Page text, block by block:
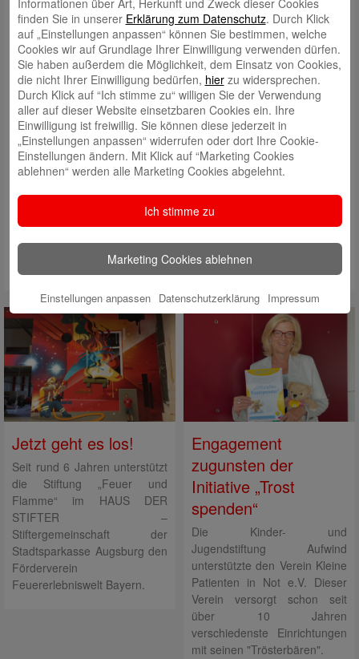
v. l.: Hans Stecker, Vorstandsmitglied des Fördervereins Wärmestube –
SKM Augsburg e. V., präsentiert Stiftungsberaterin Susanne Stippler
vom HAUS DER STIFTER stolz das neue Fahrzeug.
Jetzt geht es los!
Seit rund 6 Jahren unterstützt
die Stiftung „Feuer und
Flamme“ im HAUS DER
STIFTER –
Stiftergemeinschaft der
Stadtsparkasse Augsburg den
Förderverein
Feuererlebniswelt Bayern.
Engagement
zugunsten der
Initiative „Trost
spenden“
Die Kinder- und
Jugendstiftung Aufwind
unterstützte den Verein Kleine
Patienten in Not e.V. Dieser
Verein versorgt schon seit
über 10 Jahren
verschiedenste Einrichtungen
mit seinen "Trösterbären".
Informationen über Art, Herkunft und Zweck dieser Cookies
finden Sie in unserer Erklärung zum Datenschutz. Durch Klick
auf „Einstellungen anpassen“ können Sie bestimmen, welche
Cookies wir auf Grundlage Ihrer Einwilligung verwenden dürfen.
Sie haben außerdem die Möglichkeit, dem Einsatz von Cookies,
die nicht Ihrer Einwilligung bedürfen, hierzu widersprechen.
Durch Klick auf “Ich stimme zu“ willigen Sie der Verwendung
aller auf dieser Website einsetzbaren Cookies ein. Ihre
Einwilligung ist freiwillig. Sie können diese jederzeit in
„Einstellungen anpassen“ widerrufen oder dort Ihre Cookie-
Einstellungen ändern. Mit Klick auf “Marketing Cookies
ablehnen“ werden alle Marketing Cookies abgelehnt.
Ich stimme zu
Marketing Cookies ablehnen
Einstellungen anpassen Datenschutzerklärung Impressum